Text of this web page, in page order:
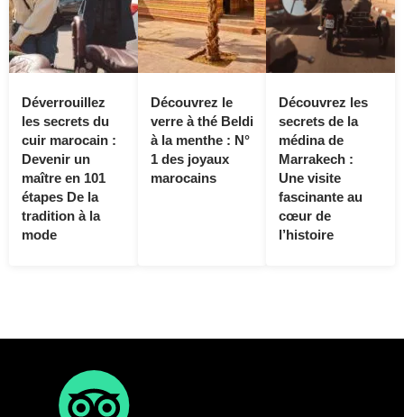
Déverrouillez
les secrets du
cuir marocain :
Devenir un
maître en 101
étapes De la
tradition à la
mode
Découvrez le
verre à thé Beldi
à la menthe : N°
1 des joyaux
marocains
Découvrez les
secrets de la
médina de
Marrakech :
Une visite
fascinante au
cœur de
l’histoire